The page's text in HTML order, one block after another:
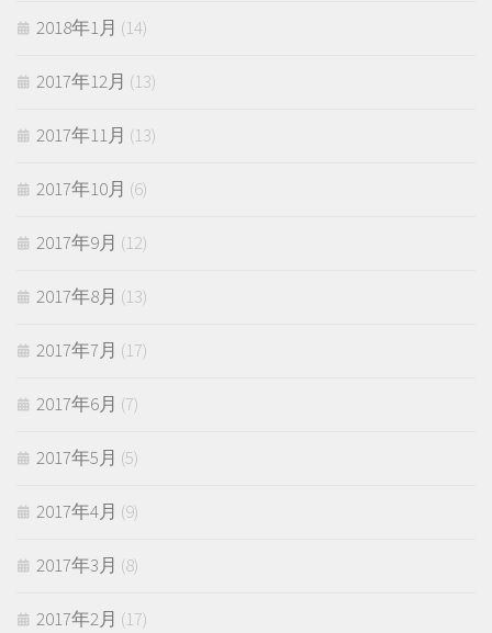
2018年1月 (14)
2017年12月 (13)
2017年11月 (13)
2017年10月 (6)
2017年9月 (12)
2017年8月 (13)
2017年7月 (17)
2017年6月 (7)
2017年5月 (5)
2017年4月 (9)
2017年3月 (8)
2017年2月 (17)